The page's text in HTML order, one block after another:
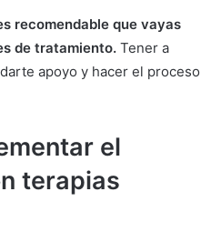
recomendable que vayas
de tratamiento. Tener a
apoyo y hacer el proceso
el
terapias